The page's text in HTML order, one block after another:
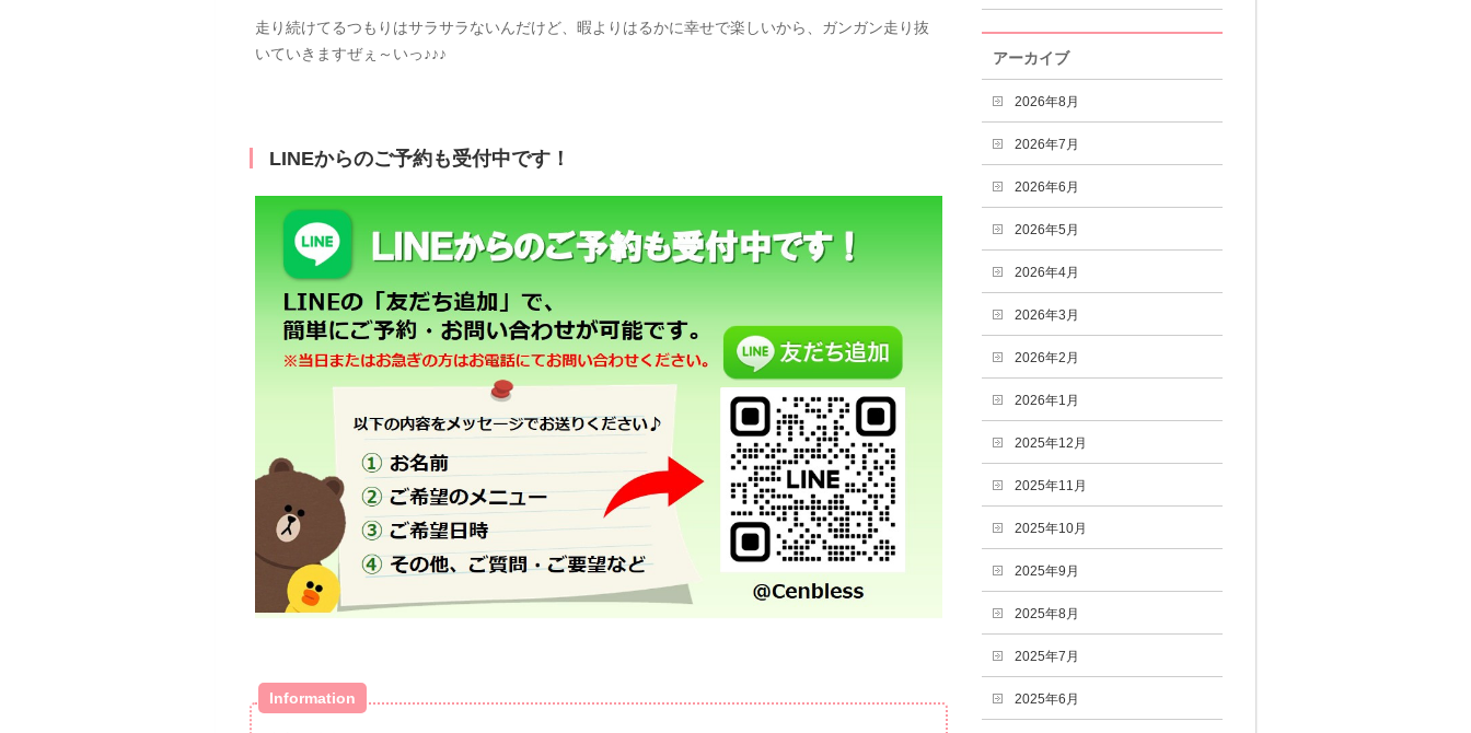
走り続けてるつもりはサラサラないんだけど、暇よりはるかに幸せで楽しいから、ガンガン走り抜
いていきますぜぇ～いっ♪♪♪
LINEからのご予約も受付中です！
Information
アーカイブ
2026年8月
2026年7月
2026年6月
2026年5月
2026年4月
2026年3月
2026年2月
2026年1月
2025年12月
2025年11月
2025年10月
2025年9月
2025年8月
2025年7月
2025年6月